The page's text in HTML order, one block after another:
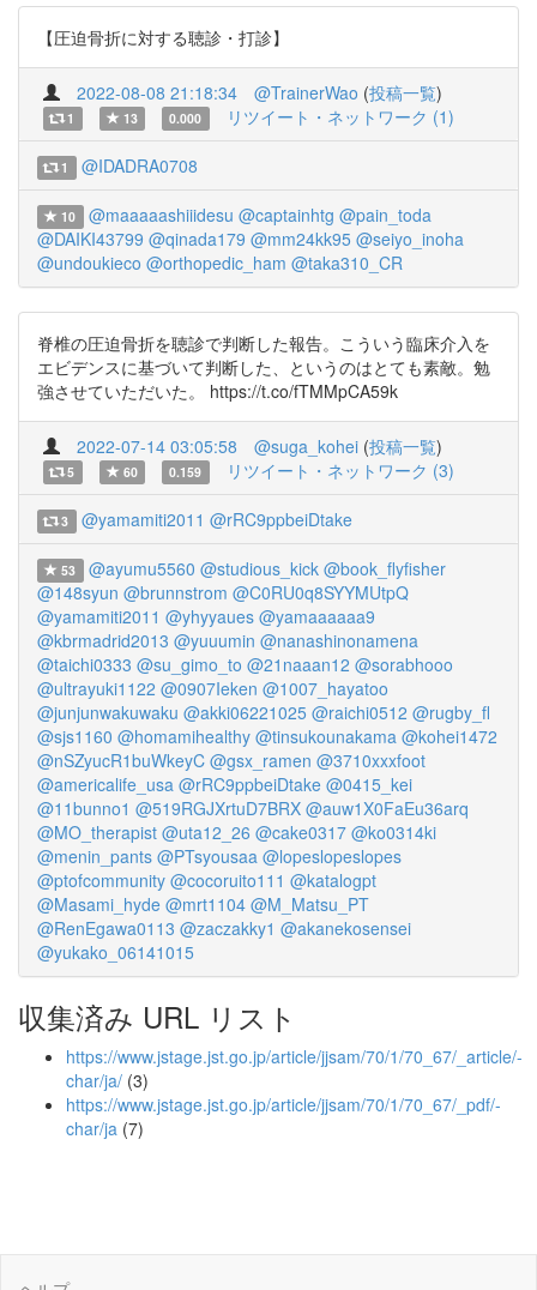
【圧迫骨折に対する聴診・打診】
2022-08-08 21:18:34 @TrainerWao (投稿一覧)
1 13 0.000 リツイート・ネットワーク (1)
1 @IDADRA0708
10 @maaaaashiiidesu @captainhtg @pain_toda
@DAIKI43799 @qinada179 @mm24kk95 @seiyo_inoha
@undoukieco @orthopedic_ham @taka310_CR
脊椎の圧迫骨折を聴診で判断した報告。こういう臨床介入を
エビデンスに基づいて判断した、というのはとても素敵。勉
強させていただいた。 https://t.co/fTMMpCA59k
2022-07-14 03:05:58 @suga_kohei (投稿一覧)
5 60 0.159 リツイート・ネットワーク (3)
3 @yamamiti2011 @rRC9ppbeiDtake
53 @ayumu5560 @studious_kick @book_flyfisher
@148syun @brunnstrom @C0RU0q8SYYMUtpQ
@yamamiti2011 @yhyyaues @yamaaaaaa9
@kbrmadrid2013 @yuuumin @nanashinonamena
@taichi0333 @su_gimo_to @21naaan12 @sorabhooo
@ultrayuki1122 @0907Ieken @1007_hayatoo
@junjunwakuwaku @akki06221025 @raichi0512 @rugby_fl
@sjs1160 @homamihealthy @tinsukounakama @kohei1472
@nSZyucR1buWkeyC @gsx_ramen @3710xxxfoot
@americalife_usa @rRC9ppbeiDtake @0415_kei
@11bunno1 @519RGJXrtuD7BRX @auw1X0FaEu36arq
@MO_therapist @uta12_26 @cake0317 @ko0314ki
@menin_pants @PTsyousaa @lopeslopeslopes
@ptofcommunity @cocoruito111 @katalogpt
@Masami_hyde @mrt1104 @M_Matsu_PT
@RenEgawa0113 @zaczakky1 @akanekosensei
@yukako_06141015
収集済み URL リスト
https://www.jstage.jst.go.jp/article/jjsam/70/1/70_67/_article/-
char/ja/ (3)
https://www.jstage.jst.go.jp/article/jjsam/70/1/70_67/_pdf/-
char/ja (7)